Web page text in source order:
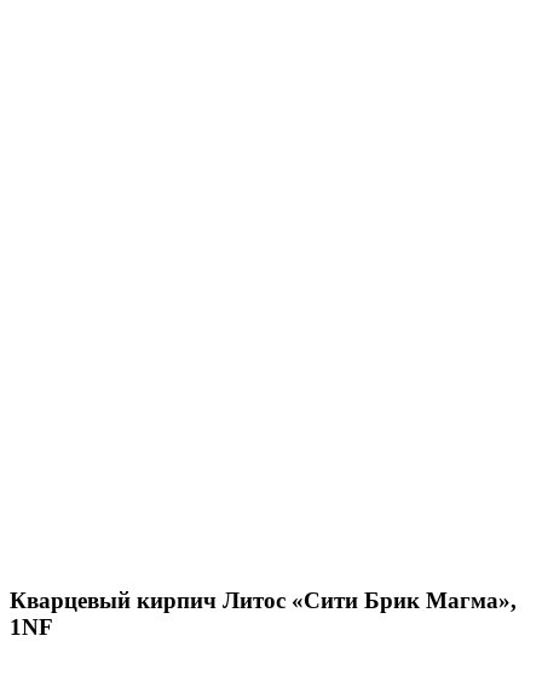
Кварцевый кирпич Литос «Сити Брик Магма»,
1NF